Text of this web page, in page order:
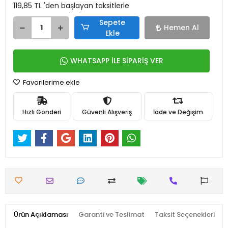
119,85 TL 'den başlayan taksitlerle
Sepete
Ekle
Hemen Al
WHATSAPP İLE SİPARİŞ VER
Favorilerime ekle
Hızlı Gönderi Güvenli Alışveriş İade ve Değişim
Ürün Açıklaması Garanti ve Teslimat Taksit Seçenekleri